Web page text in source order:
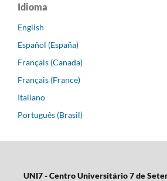
Idioma
English
Español (España)
Français (Canada)
Français (France)
Italiano
Português (Brasil)
UNI7 - Centro Universitário 7 de